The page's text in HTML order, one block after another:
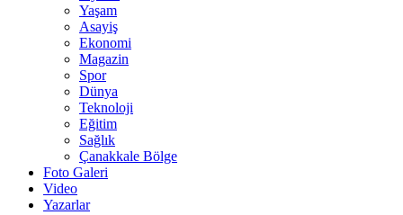
Yaşam
Asayiş
Ekonomi
Magazin
Spor
Dünya
Teknoloji
Eğitim
Sağlık
Çanakkale Bölge
Foto Galeri
Video
Yazarlar